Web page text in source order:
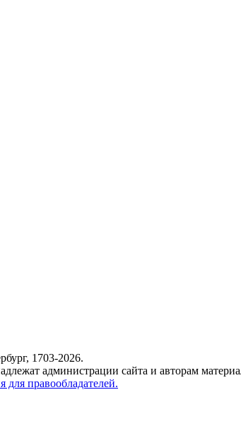
1703-2026.
администрации сайта и авторам
для правообладателей.